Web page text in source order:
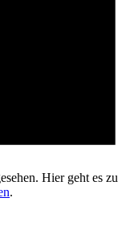
Hier geht es zu
.